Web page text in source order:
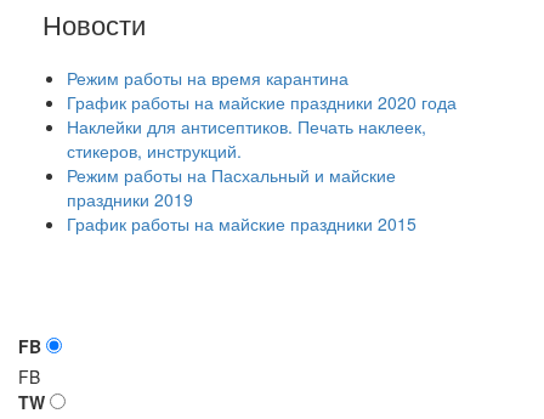
Новости
Режим работы на время карантина
График работы на майские праздники 2020 года
Наклейки для антисептиков. Печать наклеек,
стикеров, инструкций.
Режим работы на Пасхальный и майские
праздники 2019
График работы на майские праздники 2015
FB
FB
TW